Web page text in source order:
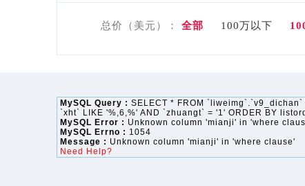
总价（美元）： 全部 100万以下
MySQL Query : SELECT * FROM
`xht` LIKE '%,6,%' AND `zhuangt` = '1' ORDER BY
MySQL Error : Unknown column 'mianji' in 'where
MySQL Errno : 1054
Message : Unknown column 'mianji' in 'where clause'
Need Help?